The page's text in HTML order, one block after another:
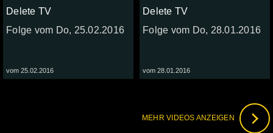
Delete TV
Folge vom Do, 25.02.2016
vom 25.02.2016
Delete TV
Folge vom Do, 28.01.2016
vom 28.01.2016
MEHR VIDEOS ANZEIGEN